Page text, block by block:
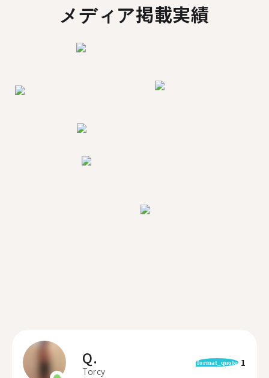
メディア掲載実績
Q.
Torcy
format_quote 1